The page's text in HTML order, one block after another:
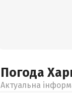
Погода
Актуальна